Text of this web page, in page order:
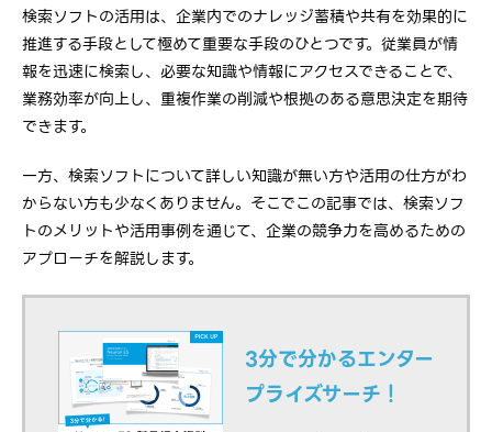
検索ソフトの活用は、企業内でのナレッジ蓄積や共有を効果的に
推進する手段として極めて重要な手段のひとつです。従業員が情
報を迅速に検索し、必要な知識や情報にアクセスできることで、
業務効率が向上し、重複作業の削減や根拠のある意思決定を期待
できます。
一方、検索ソフトについて詳しい知識が無い方や活用の仕方がわ
からない方も少なくありません。そこでこの記事では、検索ソフ
トのメリットや活用事例を通じて、企業の競争力を高めるための
アプローチを解説します。
3分で分かるエンター
プライズサーチ！